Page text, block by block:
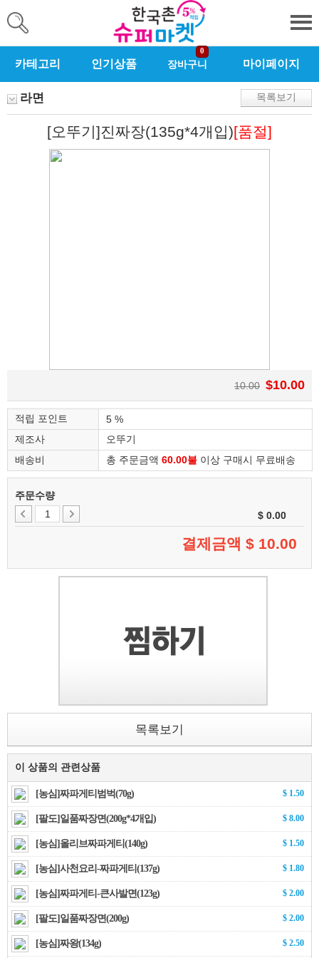
카테고리 인기상품 장바구니
0
마이페이지
라면 목록보기
[오뚜기]진짜장(135g*4개입)[품절]
10.00 $10.00
적립 포인트
5 %
제조사
오뚜기
배송비
총 주문금액 60.00불 이상 구매시 무료배송
주문수량
$ 0.00
결제금액 $ 10.00
목록보기
이 상품의 관련상품
[농심]짜파게티범벅(70g) $ 1.50
[팔도]일품짜장면(200g*4개입) $ 8.00
[농심]올리브짜파게티(140g) $ 1.50
[농심]사천요리-짜파게티(137g) $ 1.80
[농심]짜파게티-큰사발면(123g) $ 2.00
[팔도]일품짜장면(200g) $ 2.00
[농심]짜왕(134g) $ 2.50